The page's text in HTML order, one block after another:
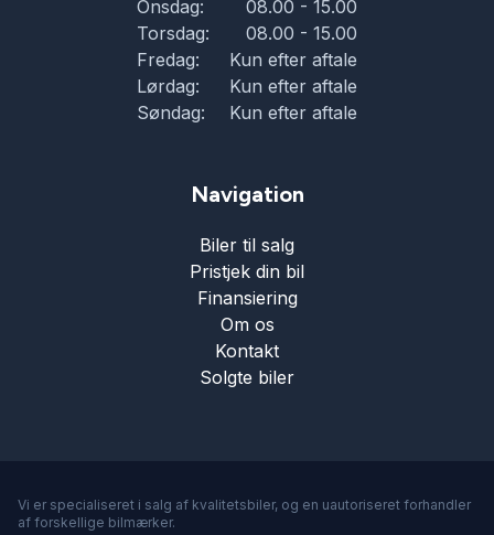
Onsdag:
08.00 - 15.00
Torsdag:
08.00 - 15.00
Fredag:
Kun efter aftale
Lørdag:
Kun efter aftale
Søndag:
Kun efter aftale
Navigation
Biler til salg
Pristjek din bil
Finansiering
Om os
Kontakt
Solgte biler
Vi er specialiseret i salg af kvalitetsbiler, og en uautoriseret forhandler
af forskellige bilmærker.